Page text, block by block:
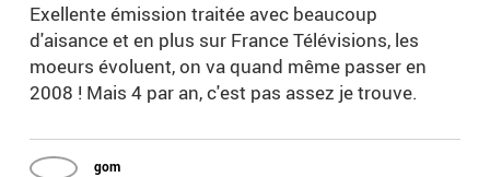
Exellente émission traitée avec beaucoup
d'aisance et en plus sur France Télévisions, les
moeurs évoluent, on va quand même passer en
2008 ! Mais 4 par an, c'est pas assez je trouve.
gom